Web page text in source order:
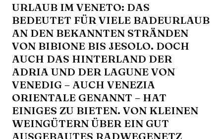
URLAUB IM VENETO: DAS
BEDEUTET FÜR VIELE BADEURLAUB
AN DEN BEKANNTEN STRÄNDEN
VON BIBIONE BIS JESOLO. DOCH
AUCH DAS HINTERLAND DER
ADRIA UND DER LAGUNE VON
VENEDIG – AUCH VENEZIA
ORIENTALE GENANNT – HAT
EINIGES ZU BIETEN. VON KLEINEN
WEINGÜTERN ÜBER EIN GUT
AUSGEBAUTES RADWEGENETZ